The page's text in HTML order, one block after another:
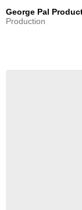
George Pal
Production